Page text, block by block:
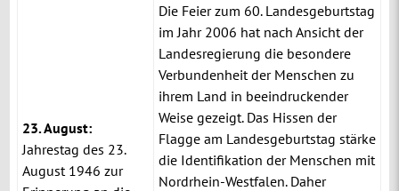
23. August:
Jahrestag des 23.
August 1946 zur
Die Feier zum 60. Landesgeburtstag
im Jahr 2006 hat nach Ansicht der
Landesregierung die besondere
Verbundenheit der Menschen zu
ihrem Land in beeindruckender
Weise gezeigt. Das Hissen der
Flagge am Landesgeburtstag stärke
die Identifikation der Menschen mit
Nordrhein-Westfalen. Daher